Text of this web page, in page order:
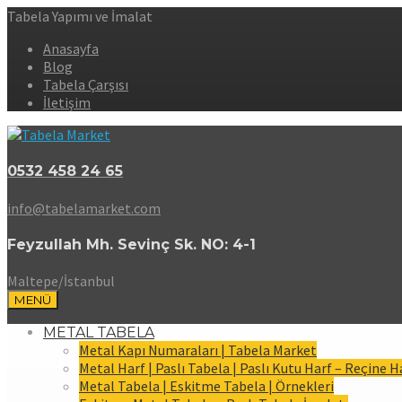
Tabela Yapımı ve İmalat
Anasayfa
Blog
Tabela Çarşısı
İletişim
0532 458 24 65
info@tabelamarket.com
Feyzullah Mh. Sevinç Sk. NO: 4-1
Maltepe/İstanbul
MENÜ
METAL TABELA
Metal Kapı Numaraları | Tabela Market
Metal Harf | Paslı Tabela | Paslı Kutu Harf – Reçine
Metal Tabela | Eskitme Tabela | Örnekleri